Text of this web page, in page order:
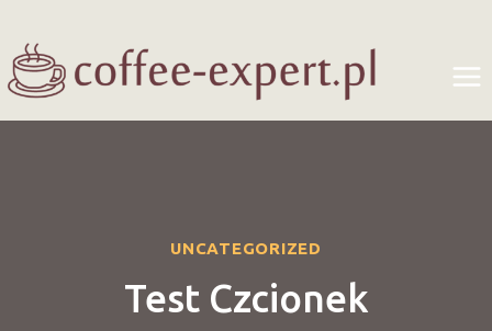
treści
UNCATEGORIZED
Test Czcionek